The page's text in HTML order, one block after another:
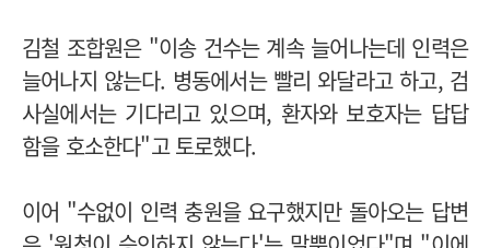
김철 조합원은 "이송 건수는 계속 늘어나는데 인력은
늘어나지 않는다. 병동에서는 빨리 와달라고 하고, 검
사실에서는 기다리고 있으며, 환자와 보호자는 답답
함을 호소한다"고 토로했다.
이어 "수없이 인력 충원을 요구했지만 돌아오는 답변